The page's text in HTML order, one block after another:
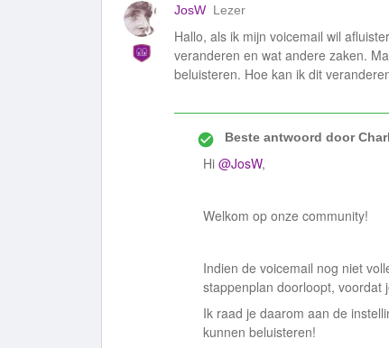
JosW Lezer
Hallo, als ik mijn voicemail wil
veranderen en wat andere zaken.
beluisteren. Hoe kan ik dit
Beste antwoord door
Hi @JosW,
Welkom op onze community!
Indien de voicemail nog niet
stappenplan doorloopt, voordat
Ik raad je daarom aan de
kunnen beluisteren!